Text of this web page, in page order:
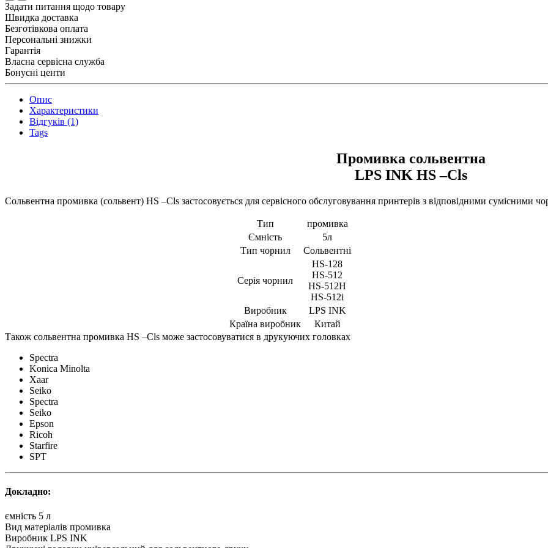
Задати питання щодо товару
Швидка доставка
Безготівкова оплата
Персональні знижки
Гарантія
Власна сервісна служба
Бонусні центи
Опис
Характеристики
Відгуків (1)
Tags
Промивка сольвентна
LPS INK HS –Cls
Сольвентна промивка (сольвент) HS –Cls застосовується для сервісного обслуговування принтерів з відповідними сумісними
Тип
промивка
Ємність
5л
Тип чорнил
Сольвентні
Серія чорнил
HS-128
HS-512
HS-512H
HS-512i
Виробник
LPS INK
Країна виробник
Китай
Також сольвентна промивка HS –Cls може застосовуватися в друкуючих головках
Spectra
Konica Minolta
Xaar
Seiko
Spectra
Seiko
Epson
Ricoh
Starfire
SPT
Докладно:
ємність 5 л
Вид матеріалів промивка
Виробник LPS INK